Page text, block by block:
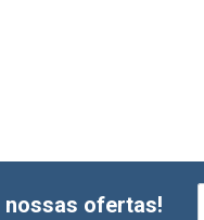
nossas ofertas!